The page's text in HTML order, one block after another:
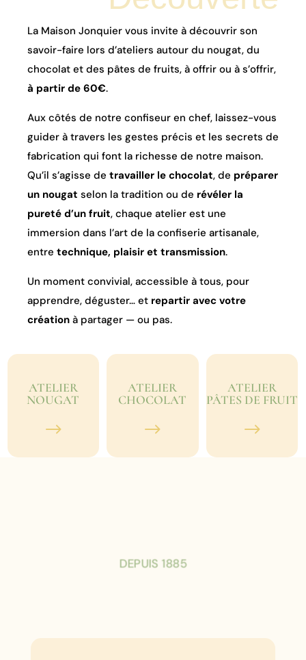
La Maison Jonquier vous invite à découvrir son
savoir-faire lors d’ateliers autour du nougat, du
chocolat et des pâtes de fruits, à offrir ou à s’offrir,
à partir de 60€.
Aux côtés de notre confiseur en chef, laissez-vous
guider à travers les gestes précis et les secrets de
fabrication qui font la richesse de notre maison.
Qu’il s’agisse de travailler le chocolat, de préparer
un nougat selon la tradition ou de révéler la
pureté d’un fruit, chaque atelier est une
immersion dans l’art de la confiserie artisanale,
entre technique, plaisir et transmission.
Un moment convivial, accessible à tous, pour
apprendre, déguster… et repartir avec votre
création à partager — ou pas.
ATELIER
NOUGAT
$
ATELIER
CHOCOLAT
$
ATELIER
PÂTES DE FRUIT
$
DEPUIS 1885